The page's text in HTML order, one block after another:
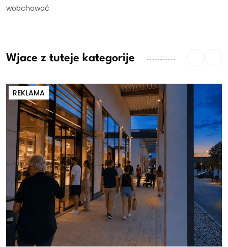
wobchować
Wjace z tuteje kategorije
REKLAMA